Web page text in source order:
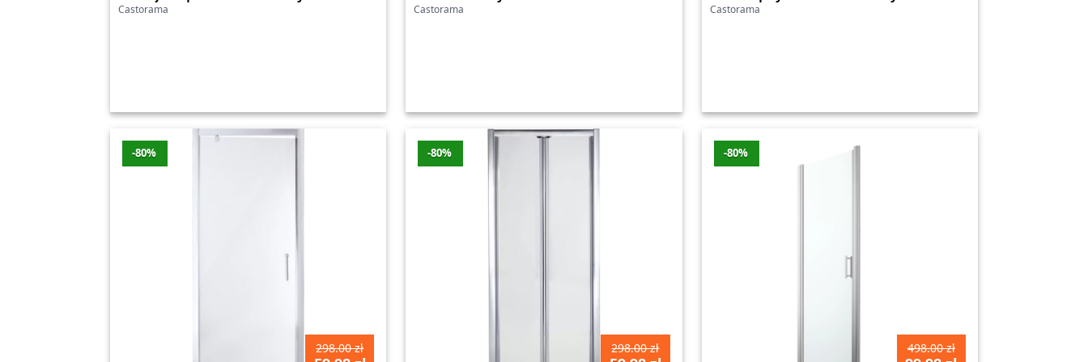
Castorama – najnowsze promocje
Promocje z ostatnich 7 dni
Zestaw mebli tarasowych GoodHome Lagos 5-osobowy
Drzwi zewnętrzne Splendoor Ebro Passive Ultra lewe antracyt
Castorama 2798 zł
Drzwi zewnętrzne Splendoor Ebro Passive Ultra lewe orzech
Castorama -22%
Tak
Castorama Castorama Castorama
-80%
298.00 zł
-80%
298.00 zł
-80%
498.00 zł